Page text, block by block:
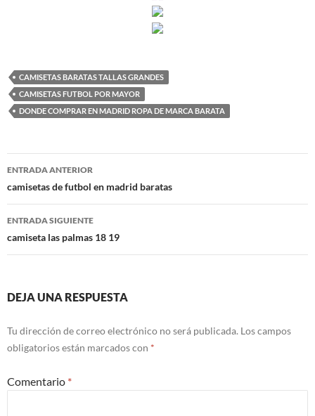
CAMISETAS BARATAS TALLAS GRANDES
CAMISETAS FUTBOL POR MAYOR
DONDE COMPRAR EN MADRID ROPA DE MARCA BARATA
Navegación
de
entradas
ENTRADA ANTERIOR
camisetas de futbol en madrid baratas
ENTRADA SIGUIENTE
camiseta las palmas 18 19
DEJA UNA RESPUESTA
Tu dirección de correo electrónico no será publicada. Los campos
obligatorios están marcados con *
Comentario *